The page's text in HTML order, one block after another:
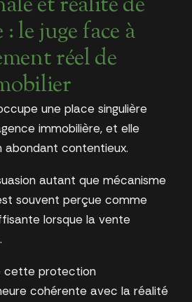
le juge face à
réel de
une place singulière
immobilière, et elle
abondant contentieux.
autant que mécanisme
souvent perçue comme
lorsque la vente
cette protection
cohérente avec la réalité